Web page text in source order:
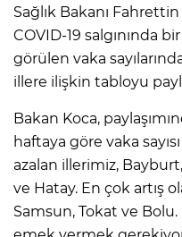
Sağlık Bakanı
COVID-19 salgınında
görülen vaka
illere ilişkin tabloyu
Bakan Koca,
haftaya göre vaka
azalan illerimiz,
ve Hatay. En çok artış
Samsun, Tokat ve